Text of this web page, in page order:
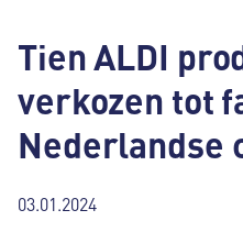
Tien ALDI
verkozen tot
Nederlandse
03.01.2024